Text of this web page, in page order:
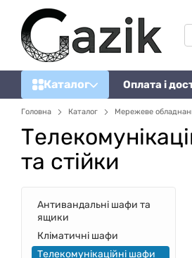
Перейти до основного контенту
Каталог Оплата і
Головна Каталог Мережеве
та стійки
Антивандальні шафи та
ящики
Кліматичні шафи
Телекомунікаційні шафи